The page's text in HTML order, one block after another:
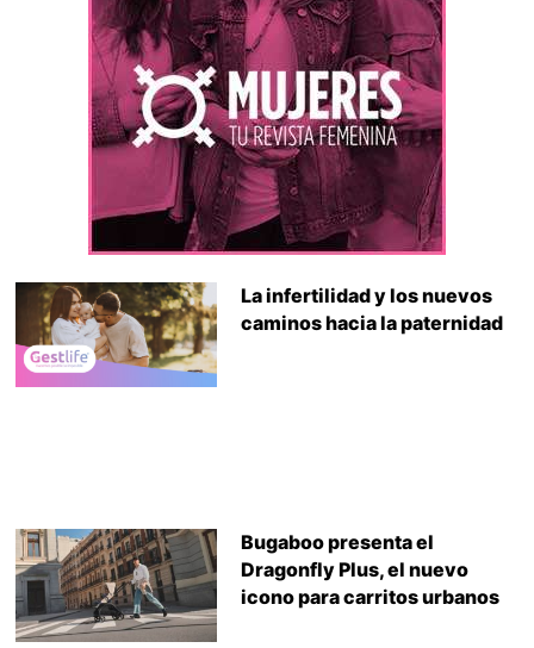
La infertilidad y los nuevos
caminos hacia la paternidad
Bugaboo presenta el
Dragonfly Plus, el nuevo
icono para carritos urbanos